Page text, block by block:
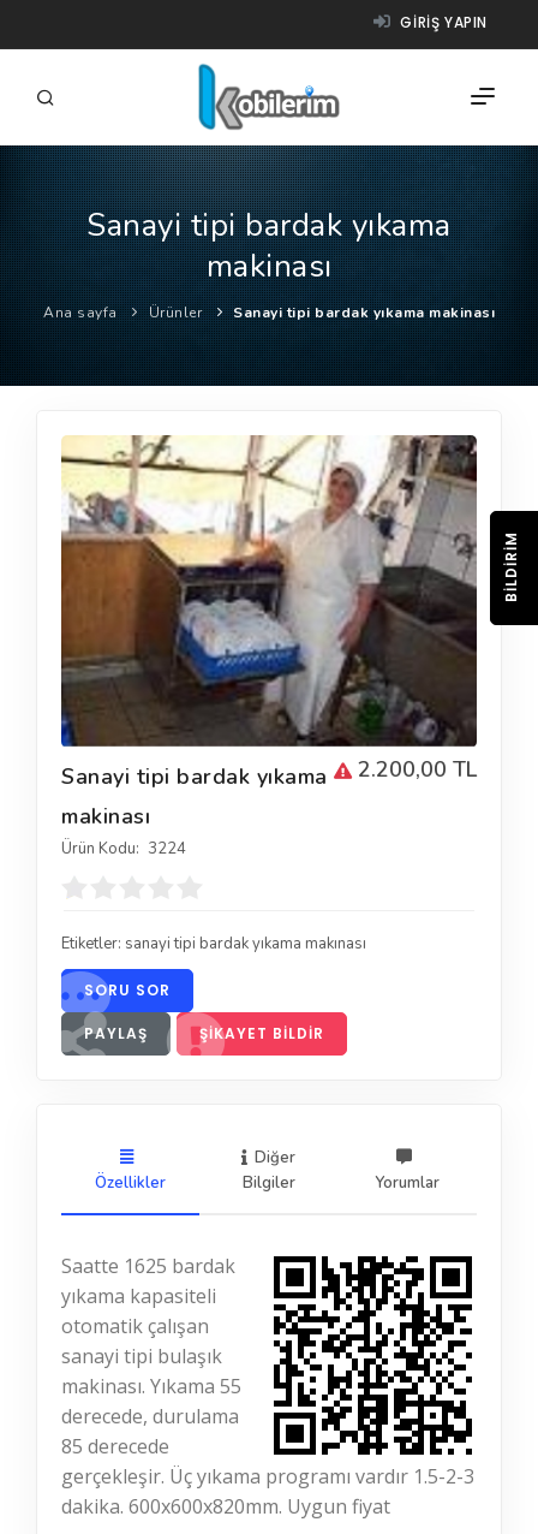
GIRIŞ YAPIN
FIRMALAR
ÜRÜNLER
NASIL ÇALIŞIR?
YARDIM
Sanayi tipi bardak yıkama
makinası
Ana sayfa Ürünler Sanayi tipi bardak yıkama makinası
2.200,00 TL
Sanayi tipi bardak yıkama
makinası
Ürün Kodu: 3224
Etiketler: sanayi tipi bardak yıkama makınası
SORU SOR
PAYLAŞ ŞIKAYET BILDIR
Özellikler
Diğer
Bilgiler
Yorumlar
Saatte 1625 bardak
yıkama kapasiteli
otomatik çalışan
sanayi tipi bulaşık
makinası. Yıkama 55
derecede, durulama
85 derecede
gerçekleşir. Üç yıkama programı vardır 1.5-2-3
dakika. 600x600x820mm. Uygun fiyat
BILDIRIM